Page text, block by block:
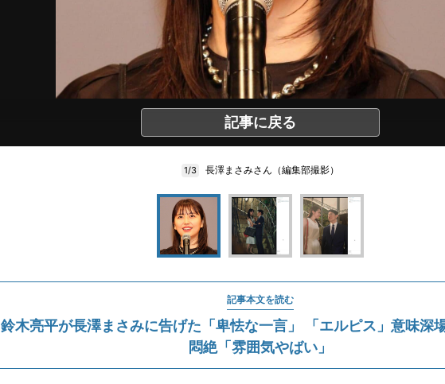
記事に戻る
1/3 長澤まさみさん（編集部撮影）
記事本文を読む
鈴木亮平が長澤まさみに告げた「卑怯な一言」 「エルピス」意味深
悶絶「雰囲気やばい」